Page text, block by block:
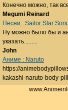
Конечно можно, так
Megumi Reinard
Песни : Sailor Star
Ну можно было бы и
указать.........
John
Аниме : Naruto
https://
kakashi-naruto-body-